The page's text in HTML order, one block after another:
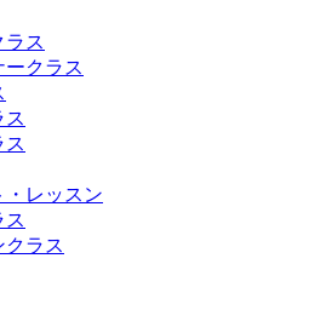
ラス
ークラス
ス
ス
・レッスン
ス
クラス